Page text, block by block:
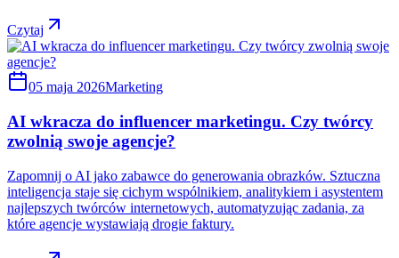
Czytaj
05 maja 2026Marketing
AI wkracza do influencer marketingu. Czy twórcy
zwolnią swoje agencje?
Zapomnij o AI jako zabawce do generowania obrazków. Sztuczna
inteligencja staje się cichym wspólnikiem, analitykiem i asystentem
najlepszych twórców internetowych, automatyzując zadania, za
które agencje wystawiają drogie faktury.